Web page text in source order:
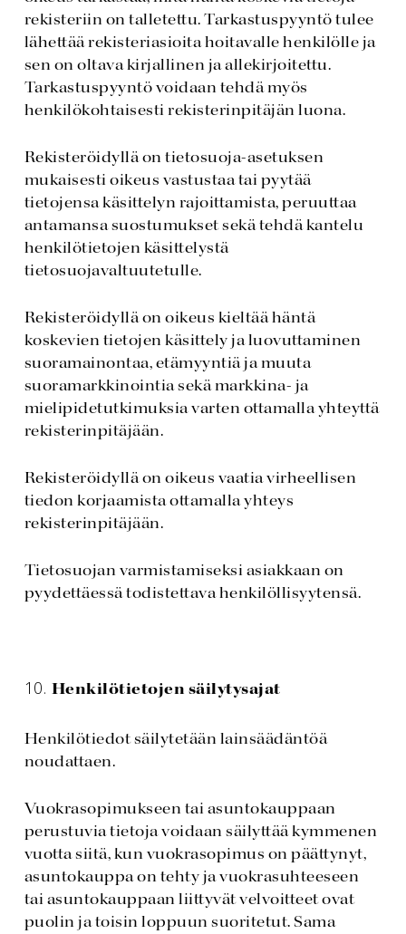
rekisteriin on talletettu. Tarkastuspyyntö tulee
lähettää rekisteriasioita hoitavalle henkilölle ja
sen on oltava kirjallinen ja allekirjoitettu.
Tarkastuspyyntö voidaan tehdä myös
henkilökohtaisesti rekisterinpitäjän luona.
Rekisteröidyllä on tietosuoja-asetuksen
mukaisesti oikeus vastustaa tai pyytää
tietojensa käsittelyn rajoittamista, peruuttaa
antamansa suostumukset sekä tehdä kantelu
henkilötietojen käsittelystä
tietosuojavaltuutetulle.
Rekisteröidyllä on oikeus kieltää häntä
koskevien tietojen käsittely ja luovuttaminen
suoramainontaa, etämyyntiä ja muuta
suoramarkkinointia sekä markkina- ja
mielipidetutkimuksia varten ottamalla yhteyttä
rekisterinpitäjään.
Rekisteröidyllä on oikeus vaatia virheellisen
tiedon korjaamista ottamalla yhteys
rekisterinpitäjään.
Tietosuojan varmistamiseksi asiakkaan on
pyydettäessä todistettava henkilöllisyytensä.
Henkilötietojen säilytysajat
Henkilötiedot säilytetään lainsäädäntöä
noudattaen.
Vuokrasopimukseen tai asuntokauppaan
perustuvia tietoja voidaan säilyttää kymmenen
vuotta siitä, kun vuokrasopimus on päättynyt,
asuntokauppa on tehty ja vuokrasuhteeseen
tai asuntokauppaan liittyvät velvoitteet ovat
puolin ja toisin loppuun suoritetut. Sama